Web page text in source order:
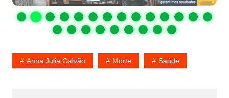
Anna Julia Galvão Morte Saúde